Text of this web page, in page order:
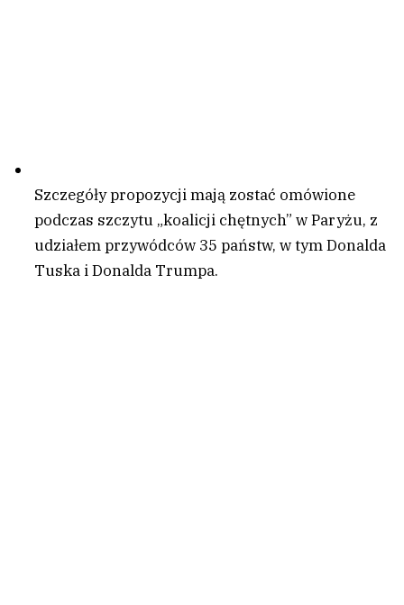
Szczegóły propozycji mają zostać omówione
podczas szczytu „koalicji chętnych” w Paryżu, z
udziałem przywódców 35 państw, w tym Donalda
Tuska i Donalda Trumpa.